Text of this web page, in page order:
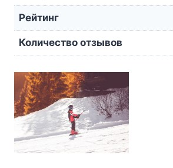
Рейтинг
Количество отзывов